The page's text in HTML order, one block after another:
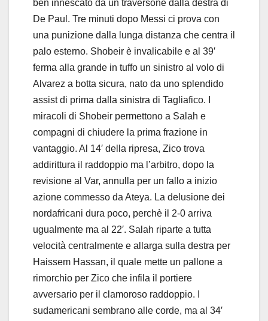
ben innescato da un traversone dalla destra di
De Paul. Tre minuti dopo Messi ci prova con
una punizione dalla lunga distanza che centra il
palo esterno. Shobeir è invalicabile e al 39′
ferma alla grande in tuffo un sinistro al volo di
Alvarez a botta sicura, nato da uno splendido
assist di prima dalla sinistra di Tagliafico. I
miracoli di Shobeir permettono a Salah e
compagni di chiudere la prima frazione in
vantaggio. Al 14′ della ripresa, Zico trova
addirittura il raddoppio ma l’arbitro, dopo la
revisione al Var, annulla per un fallo a inizio
azione commesso da Ateya. La delusione dei
nordafricani dura poco, perchè il 2-0 arriva
ugualmente ma al 22′. Salah riparte a tutta
velocità centralmente e allarga sulla destra per
Haissem Hassan, il quale mette un pallone a
rimorchio per Zico che infila il portiere
avversario per il clamoroso raddoppio. I
sudamericani sembrano alle corde, ma al 34′